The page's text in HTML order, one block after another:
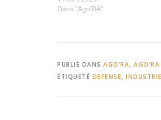
Dans "Ago’RA"
PUBLIÉ DANS AGO’RA,
ÉTIQUETÉ DEFENSE,